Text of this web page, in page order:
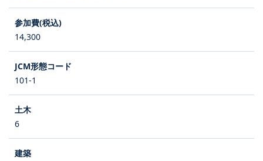
14,300
101-1
6